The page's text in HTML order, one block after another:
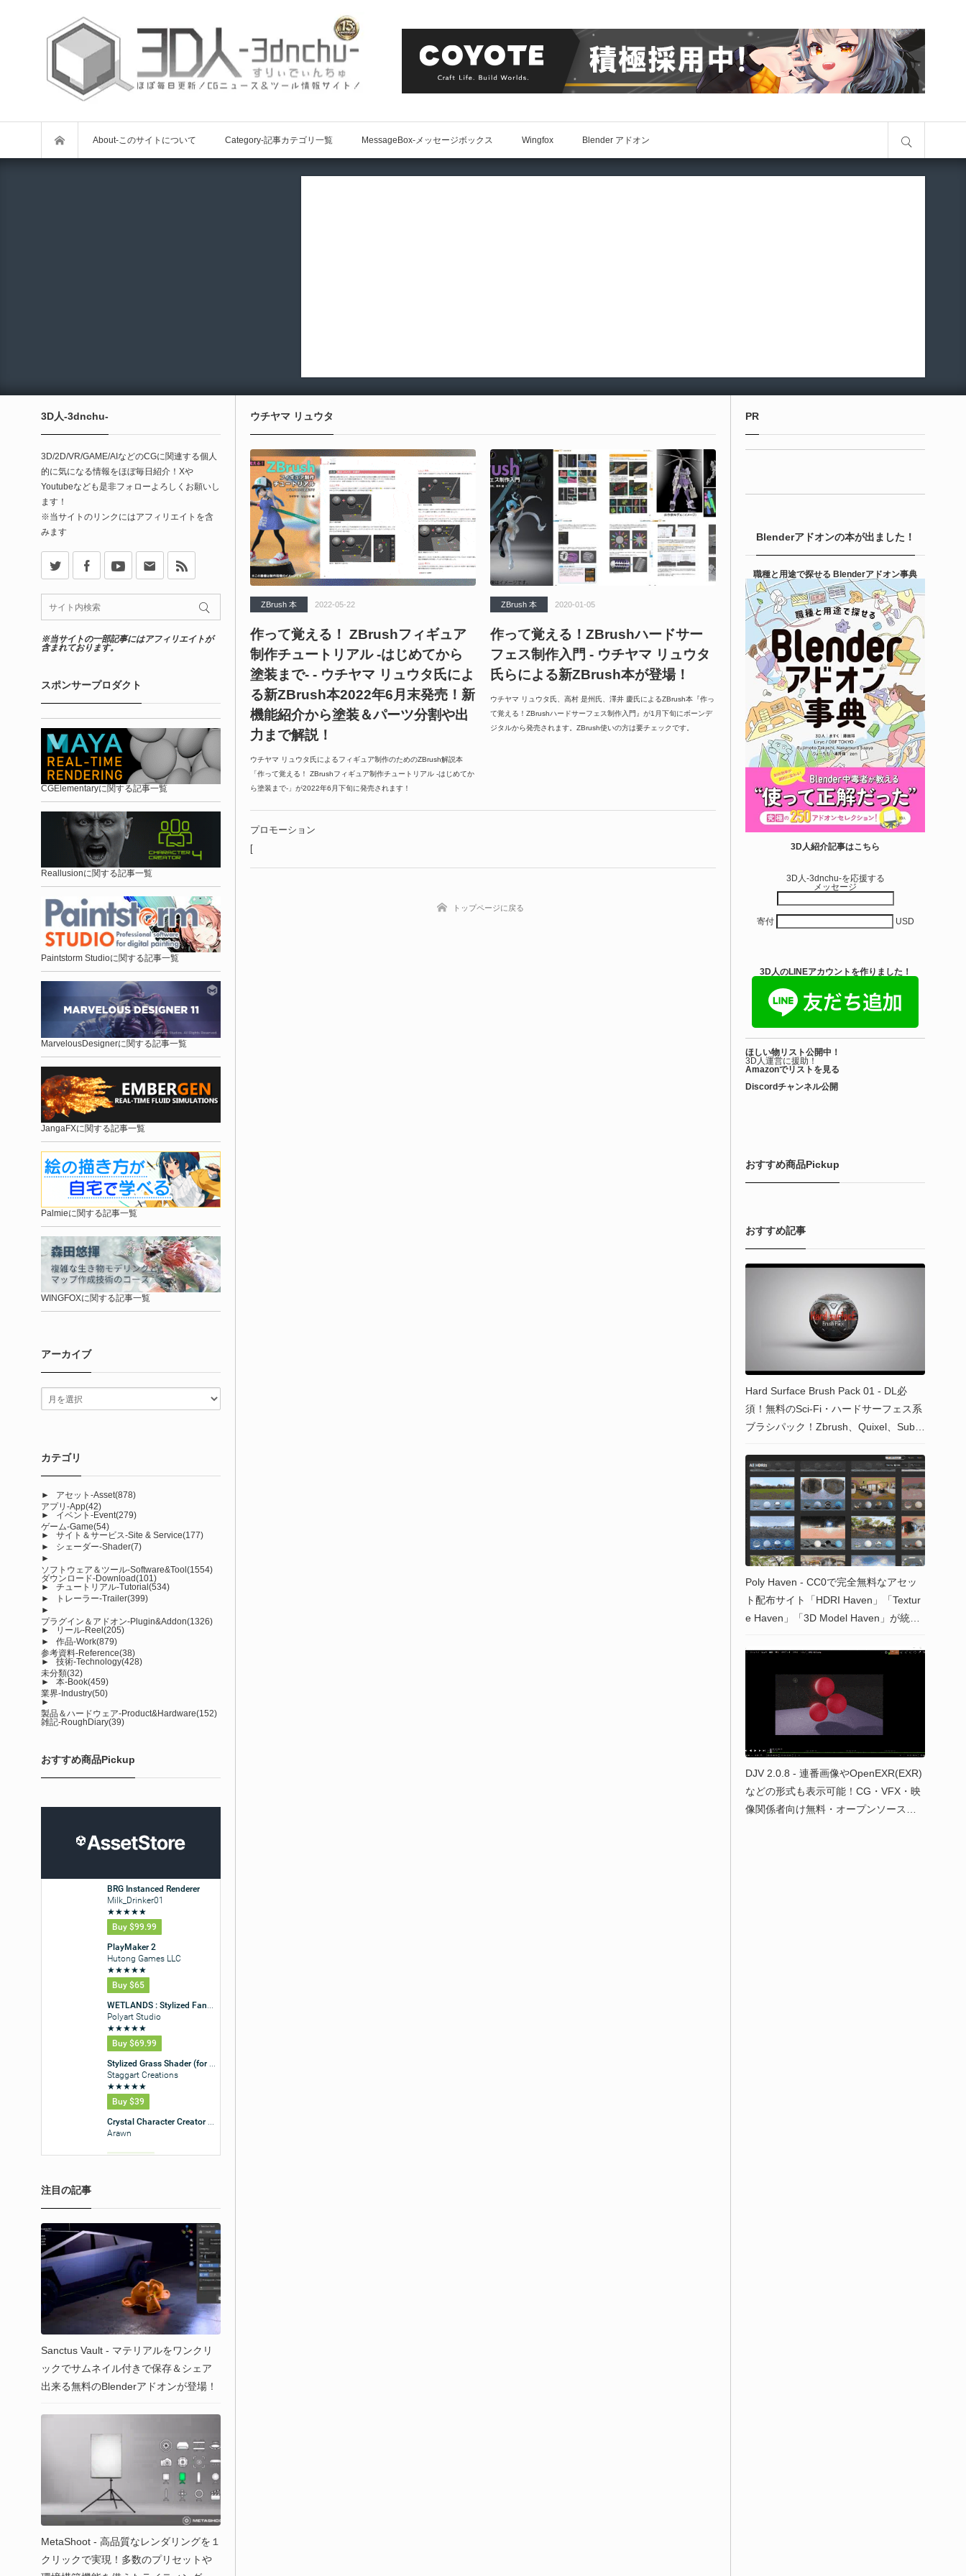
About-このサイトについて Category-記事カテゴリ一覧 MessageBox-メッセージボックス Wingfox Blender アドオン
ウチヤマ リュウタ
ZBrush 本 2022-05-22
作って覚える！ ZBrushフィギュア
制作チュートリアル -はじめてから
塗装まで- - ウチヤマ リュウタ氏によ
る新ZBrush本2022年6月末発売！新
機能紹介から塗装＆パーツ分割や出
力まで解説！
ウチヤマ リュウタ氏によるフィギュア制作のためのZBrush解説本
「作って覚える！ ZBrushフィギュア制作チュートリアル -はじめてか
ら塗装まで-」が2022年6月下旬に発売されます！
ZBrush 本 2020-01-05
作って覚える！ZBrushハードサー
フェス制作入門 - ウチヤマ リュウタ
氏らによる新ZBrush本が登場！
ウチヤマ リュウタ氏、高村 是州氏、澤井 慶氏によるZBrush本『作っ
て覚える！ZBrushハードサーフェス制作入門』が1月下旬にボーンデ
ジタルから発売されます。ZBrush使いの方は要チェックです。
プロモーション
[
トップページに戻る
3D人-3dnchu-
3D/2D/VR/GAME/AIなどのCGに関連する個人
的に気になる情報をほぼ毎日紹介！Xや
Youtubeなども是非フォローよろしくお願いし
ます！
※当サイトのリンクにはアフィリエイトを含
みます
※当サイトの一部記事にはアフィリエイトが
含まれております。
スポンサープロダクト
CGElementaryに関する記事一覧
Reallusionに関する記事一覧
Paintstorm Studioに関する記事一覧
MarvelousDesignerに関する記事一覧
JangaFXに関する記事一覧
Palmieに関する記事一覧
WINGFOXに関する記事一覧
アーカイブ
カテゴリ
► アセット-Asset(878)
アプリ-App(42)
►
イベント-Event(279)
ゲーム-Game(54)
►
サイト＆サービス-Site & Service(177)
►
シェーダー-Shader(7)
►
ソフトウェア＆ツール-Software&Tool(1554)
ダウンロード-Download(101)
►
チュートリアル-Tutorial(534)
►
トレーラー-Trailer(399)
►
プラグイン＆アドオン-Plugin&Addon(1326)
►
リール-Reel(205)
►
作品-Work(879)
参考資料-Reference(38)
►
技術-Technology(428)
未分類(32)
►
本-Book(459)
業界-Industry(50)
►
製品＆ハードウェア-Product&Hardware(152)
雑記-RoughDiary(39)
おすすめ商品Pickup
注目の記事
Sanctus Vault - マテリアルをワンクリ
ックでサムネイル付きで保存＆シェア
出来る無料のBlenderアドオンが登場！
MetaShoot - 高品質なレンダリングを１
クリックで実現！多数のプリセットや
PR
Blenderアドオンの本が出ました！
職種と用途で探せる Blenderアドオン事典
3D人紹介記事はこちら
3D人-3dnchu-を応援する
メッセージ
寄付 USD
3D人のLINEアカウントを作りました！
ほしい物リスト公開中！
3D人運営に援助！
Amazonでリストを見る
Discordチャンネル公開
おすすめ商品Pickup
おすすめ記事
Hard Surface Brush Pack 01 - DL必
須！無料のSci-Fi・ハードサーフェス系
ブラシパック！Zbrush、Quixel、Subst
Poly Haven - CC0で完全無料なアセッ
ト配布サイト「HDRI Haven」「Textur
e Haven」「3D Model Haven」が統合
DJV 2.0.8 - 連番画像やOpenEXR(EXR)
などの形式も表示可能！CG・VFX・映
像関係者向け無料・オープンソースの